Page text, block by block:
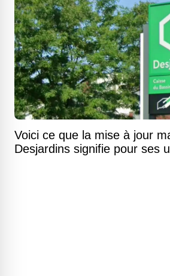
Voici ce que la mise à jour
Desjardins signifie pour ses